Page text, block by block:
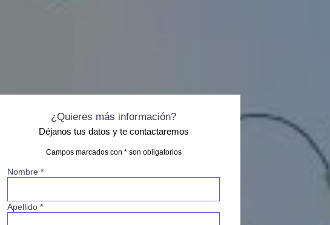
¿Quieres más información?
Déjanos tus datos y te contactaremos
Campos marcados con * son obligatorios
Nombre *
Apellido *